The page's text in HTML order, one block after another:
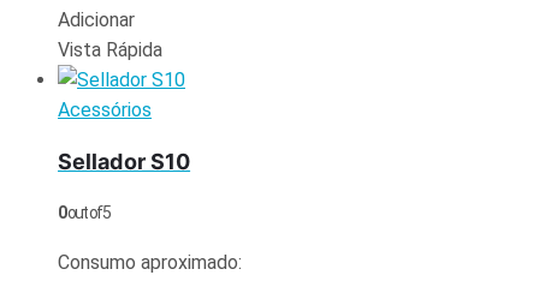
Adicionar
Vista Rápida
Acessórios
Sellador S10
0out of 5
Consumo aproximado: